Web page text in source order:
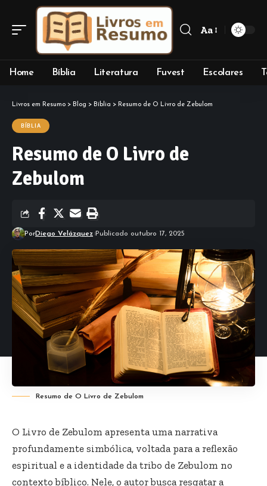
Font
Aa
Home Bíblia Literatura Fuvest Escolares
Livros em Resumo > Blog > Bíblia > Resumo de O Livro de Zebulom
BÍBLIA
Resumo de O Livro de
Zebulom
PorDiego Velázquez Publicado outubro 17, 2025
Resumo de O Livro de Zebulom
O Livro de Zebulom apresenta uma narrativa
profundamente simbólica, voltada para a reflexão
espiritual e a identidade da tribo de Zebulom no
contexto bíblico. Nele, o autor busca resgatar a